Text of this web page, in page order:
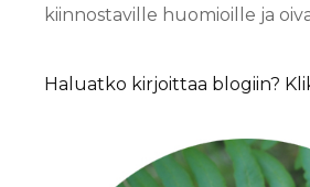
kiinnostaville huomioille ja
Haluatko kirjoittaa blogiin?